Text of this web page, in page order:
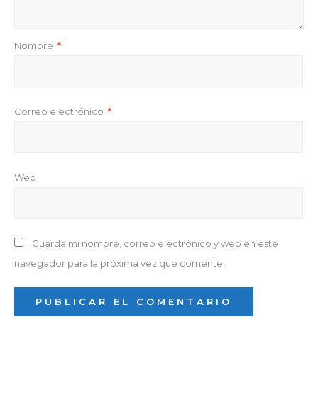
Nombre *
Correo electrónico *
Web
Guarda mi nombre, correo electrónico y web en este
navegador para la próxima vez que comente.